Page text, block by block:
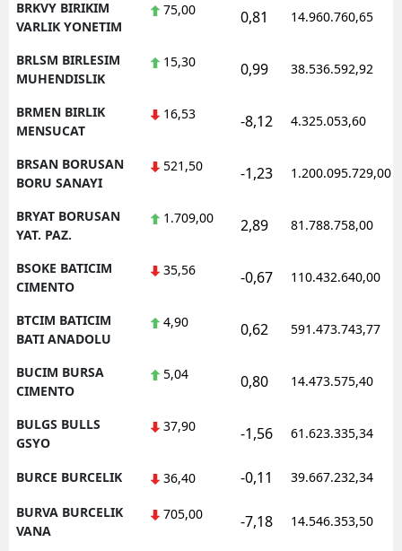
BRKVY BIRIKIM
VARLIK YONETIM
75,00 0,81 14.960.760,65
BRLSM BIRLESIM
MUHENDISLIK
15,30 0,99 38.536.592,92
BRMEN BIRLIK
MENSUCAT
16,53 -8,12 4.325.053,60
BRSAN BORUSAN
BORU SANAYI
521,50 -1,23 1.200.095.729,00
BRYAT BORUSAN
YAT. PAZ.
1.709,00 2,89 81.788.758,00
BSOKE BATICIM
CIMENTO
35,56 -0,67 110.432.640,00
BTCIM BATICIM
BATI ANADOLU
4,90 0,62 591.473.743,77
BUCIM BURSA
CIMENTO
5,04 0,80 14.473.575,40
BULGS BULLS
GSYO
37,90 -1,56 61.623.335,34
BURCE BURCELIK 36,40 -0,11 39.667.232,34
BURVA BURCELIK
VANA
705,00 -7,18 14.546.353,50